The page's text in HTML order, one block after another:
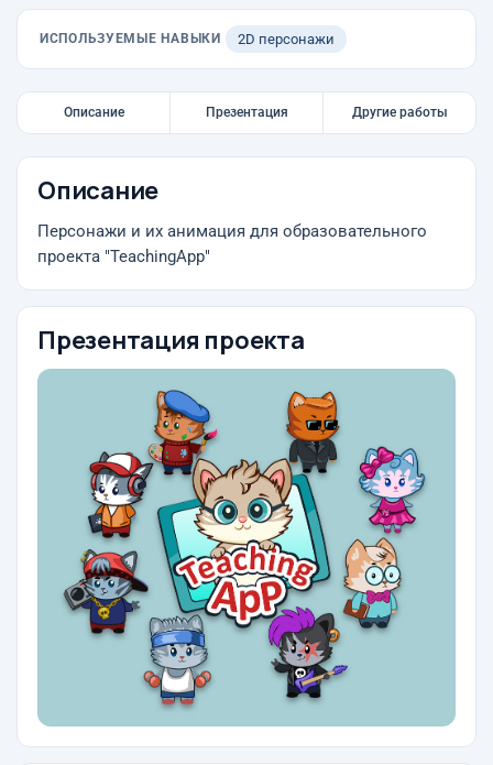
ИСПОЛЬЗУЕМЫЕ НАВЫКИ 2D персонажи
Описание Презентация Другие работы
Описание
Персонажи и их анимация для образовательного
проекта "TeachingApp"
Презентация проекта